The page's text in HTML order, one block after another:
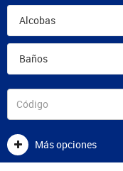
Más opciones